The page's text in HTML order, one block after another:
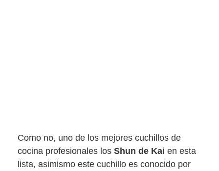
Como no, uno de los mejores cuchillos de
cocina profesionales los Shun de Kai en esta
lista, asimismo este cuchillo es conocido por